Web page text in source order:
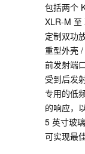
包括两个
XLR-M 至
定制双功
重型外壳
前发射端
受到后发
专用的低
的响应，
5 英寸玻
可实现最